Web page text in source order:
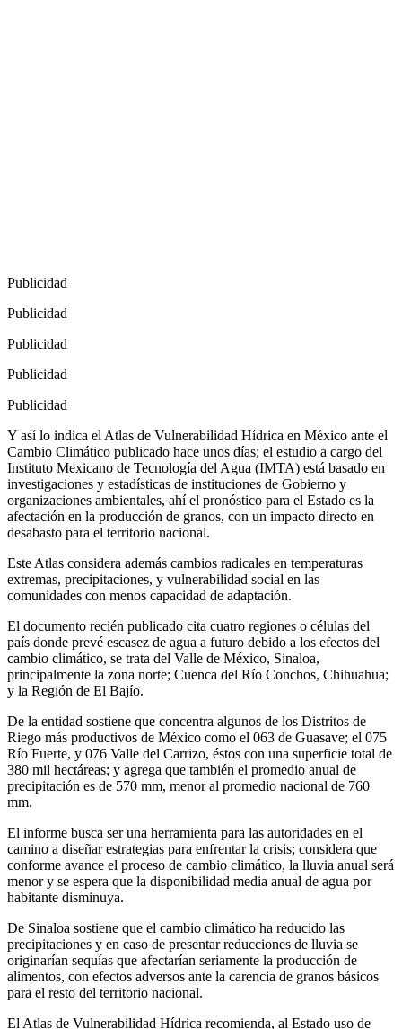
Publicidad
Publicidad
Publicidad
Publicidad
Publicidad
Y así lo indica el Atlas de Vulnerabilidad Hídrica en México ante el
Cambio Climático publicado hace unos días; el estudio a cargo del
Instituto Mexicano de Tecnología del Agua (IMTA) está basado en
investigaciones y estadísticas de instituciones de Gobierno y
organizaciones ambientales, ahí el pronóstico para el Estado es la
afectación en la producción de granos, con un impacto directo en
desabasto para el territorio nacional.
Este Atlas considera además cambios radicales en temperaturas
extremas, precipitaciones, y vulnerabilidad social en las
comunidades con menos capacidad de adaptación.
El documento recién publicado cita cuatro regiones o células del
país donde prevé escasez de agua a futuro debido a los efectos del
cambio climático, se trata del Valle de México, Sinaloa,
principalmente la zona norte; Cuenca del Río Conchos, Chihuahua;
y la Región de El Bajío.
De la entidad sostiene que concentra algunos de los Distritos de
Riego más productivos de México como el 063 de Guasave; el 075
Río Fuerte, y 076 Valle del Carrizo, éstos con una superficie total de
380 mil hectáreas; y agrega que también el promedio anual de
precipitación es de 570 mm, menor al promedio nacional de 760
mm.
El informe busca ser una herramienta para las autoridades en el
camino a diseñar estrategias para enfrentar la crisis; considera que
conforme avance el proceso de cambio climático, la lluvia anual será
menor y se espera que la disponibilidad media anual de agua por
habitante disminuya.
De Sinaloa sostiene que el cambio climático ha reducido las
precipitaciones y en caso de presentar reducciones de lluvia se
originarían sequías que afectarían seriamente la producción de
alimentos, con efectos adversos ante la carencia de granos básicos
para el resto del territorio nacional.
El Atlas de Vulnerabilidad Hídrica recomienda, al Estado uso de